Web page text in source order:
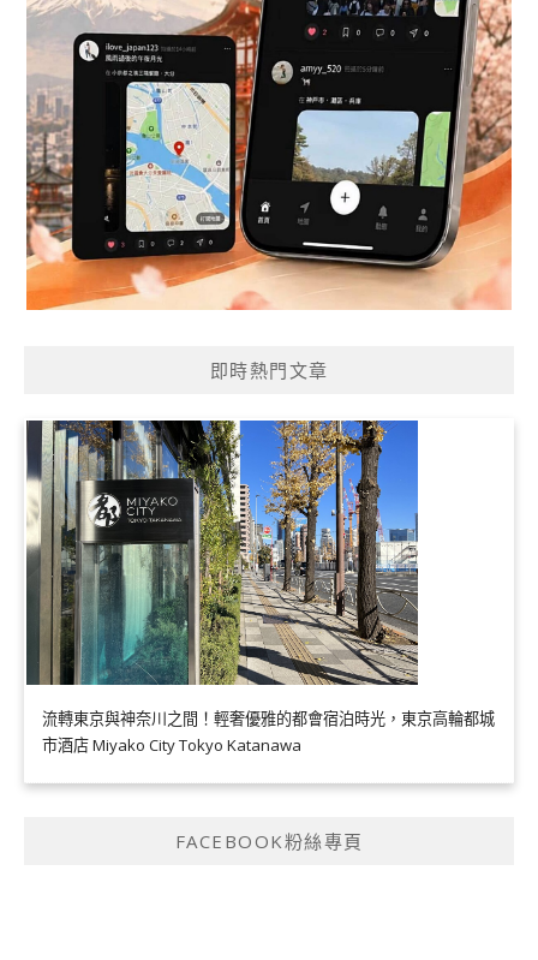
即時熱門文章
流轉東京與神奈川之間！輕奢優雅的都會宿泊時光，東京高輪都城
市酒店 Miyako City Tokyo Katanawa
FACEBOOK粉絲專頁